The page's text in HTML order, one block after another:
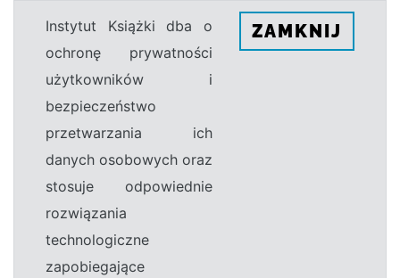
Instytut Książki dba o
ochronę prywatności
użytkowników i
bezpieczeństwo
przetwarzania ich
danych osobowych oraz
stosuje odpowiednie
rozwiązania
technologiczne
zapobiegające
ZAMKNIJ